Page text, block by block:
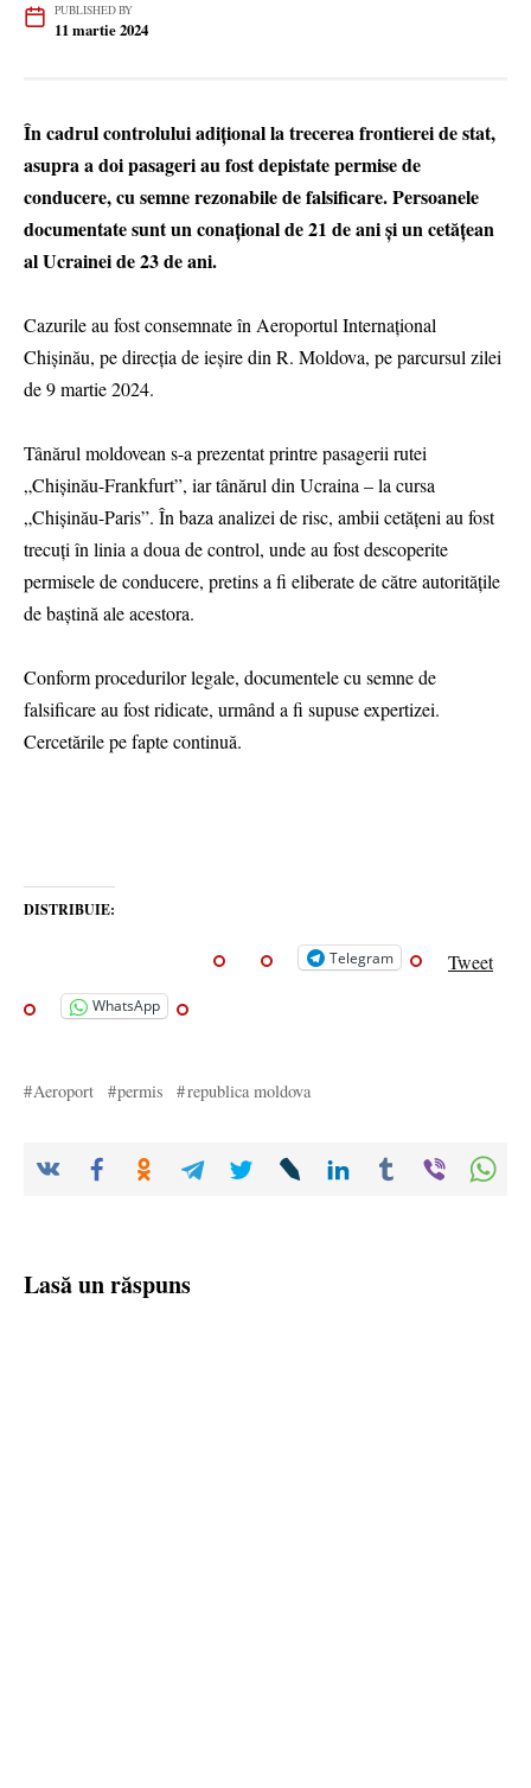
PUBLISHED BY
11 martie 2024
În cadrul controlului adițional la trecerea frontierei de stat,
asupra a doi pasageri au fost depistate permise de
conducere, cu semne rezonabile de falsificare. Persoanele
documentate sunt un conațional de 21 de ani și un cetățean
al Ucrainei de 23 de ani.
Cazurile au fost consemnate în Aeroportul Internațional
Chișinău, pe direcția de ieșire din R. Moldova, pe parcursul zilei
de 9 martie 2024.
Tânărul moldovean s-a prezentat printre pasagerii rutei
„Chișinău-Frankfurt”, iar tânărul din Ucraina – la cursa
„Chișinău-Paris”. În baza analizei de risc, ambii cetățeni au fost
trecuți în linia a doua de control, unde au fost descoperite
permisele de conducere, pretins a fi eliberate de către autoritățile
de baștină ale acestora.
Conform procedurilor legale, documentele cu semne de
falsificare au fost ridicate, urmând a fi supuse expertizei.
Cercetările pe fapte continuă.
DISTRIBUIE:
Telegram Tweet
WhatsApp
Aeroport permis republica moldova
Lasă un răspuns